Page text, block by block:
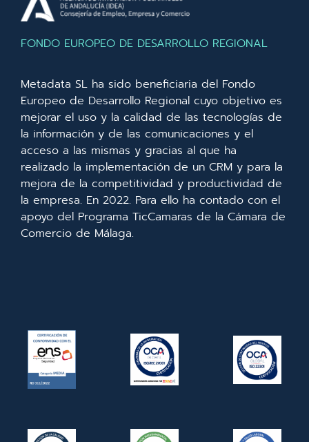
FONDO EUROPEO DE DESARROLLO REGIONAL
Metadata SL ha sido beneficiaria del Fondo
Europeo de Desarrollo Regional cuyo objetivo es
mejorar el uso y la calidad de las tecnologías de
la información y de las comunicaciones y el
acceso a las mismas y gracias al que ha
realizado la implementación de un CRM y para la
mejora de la competitividad y productividad de
la empresa. En 2022. Para ello ha contado con el
apoyo del Programa TicCamaras de la Cámara de
Comercio de Málaga.